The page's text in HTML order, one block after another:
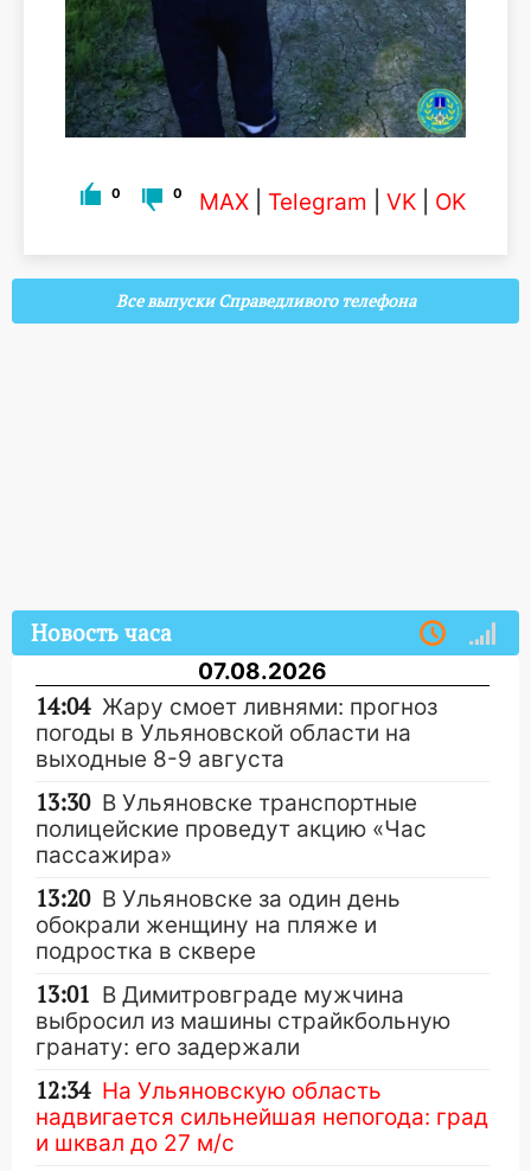
0 0 MAX Telegram VK OK
Все выпуски Справедливого телефона
Новость часа
07.08.2026
14:04 Жару смоет ливнями: прогноз
погоды в Ульяновской области на
выходные 8-9 августа
13:30 В Ульяновске транспортные
полицейские проведут акцию «Час
пассажира»
13:20 В Ульяновске за один день
обокрали женщину на пляже и
подростка в сквере
13:01 В Димитровграде мужчина
выбросил из машины страйкбольную
гранату: его задержали
12:34 На Ульяновскую область
надвигается сильнейшая непогода: град
и шквал до 27 м/с